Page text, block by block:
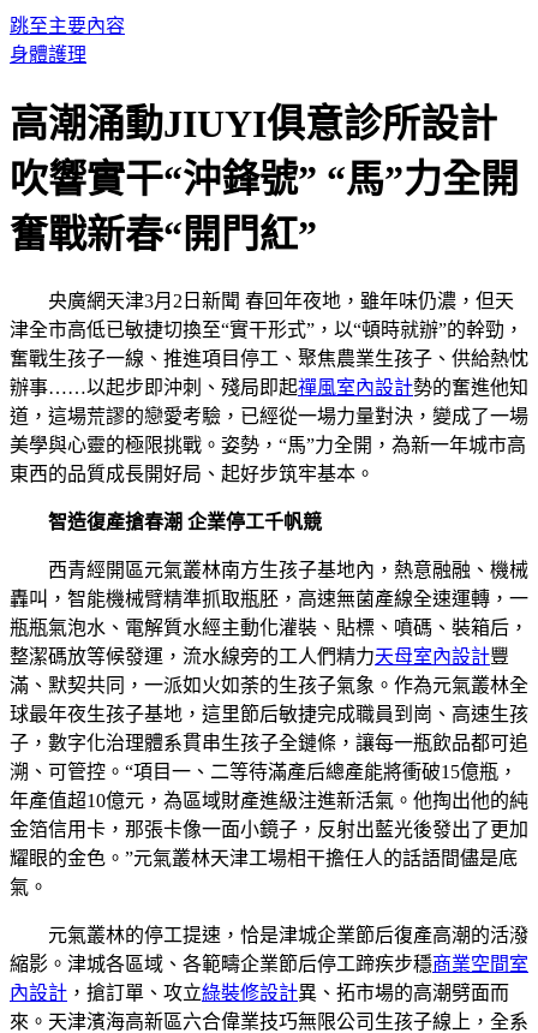
跳至主要內容
身體護理
高潮涌動JIUYI俱意診所設計
吹響實干“沖鋒號” “馬”力全開
奮戰新春“開門紅”
央廣網天津3月2日新聞 春回年夜地，雖年味仍濃，但天
津全市高低已敏捷切換至“實干形式”，以“頓時就辦”的幹勁，
奮戰生孩子一線、推進項目停工、聚焦農業生孩子、供給熱忱
辦事……以起步即沖刺、殘局即起禪風室內設計勢的奮進他知
道，這場荒謬的戀愛考驗，已經從一場力量對決，變成了一場
美學與心靈的極限挑戰。姿勢，“馬”力全開，為新一年城市高
東西的品質成長開好局、起好步筑牢基本。
智造復產搶春潮 企業停工千帆競
西青經開區元氣叢林南方生孩子基地內，熱意融融、機械
轟叫，智能機械臂精準抓取瓶胚，高速無菌產線全速運轉，一
瓶瓶氣泡水、電解質水經主動化灌裝、貼標、噴碼、裝箱后，
整潔碼放等候發運，流水線旁的工人們精力天母室內設計豐
滿、默契共同，一派如火如荼的生孩子氣象。作為元氣叢林全
球最年夜生孩子基地，這里節后敏捷完成職員到崗、高速生孩
子，數字化治理體系貫串生孩子全鏈條，讓每一瓶飲品都可追
溯、可管控。“項目一、二等待滿產后總產能將衝破15億瓶，
年產值超10億元，為區域財產進級注進新活氣。他掏出他的純
金箔信用卡，那張卡像一面小鏡子，反射出藍光後發出了更加
耀眼的金色。”元氣叢林天津工場相干擔任人的話語間儘是底
氣。
元氣叢林的停工提速，恰是津城企業節后復產高潮的活潑
縮影。津城各區域、各範疇企業節后停工蹄疾步穩商業空間室
內設計 ，搶訂單、攻立綠裝修設計異、拓市場的高潮劈面而
來。天津濱海高新區六合偉業技巧無限公司生孩子線上，全系